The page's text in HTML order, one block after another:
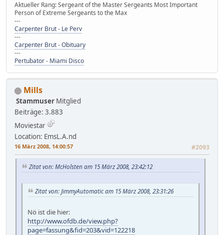
Aktueller Rang: Sergeant of the Master Sergeants Most Important
Person of Extreme Sergeants to the Max
---
Carpenter Brut - Le Perv
---
Carpenter Brut - Obituary
---
Pertubator - Miami Disco
Mills
Stammuser Mitglied
Beiträge: 3.883
Moviestar
Location: EmsL.A.nd
16 März 2008, 14:00:57 #2093
Zitat von: McHolsten am 15 März 2008, 23:42:12
Zitat von: JimmyAutomatic am 15 März 2008, 23:31:26
Nö ist die hier:
http://www.ofdb.de/view.php?
page=fassung&fid=203&vid=122218